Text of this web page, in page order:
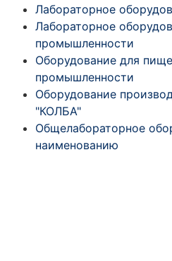
Лабораторное
Лабораторное
промышленности
Оборудование для
промышленности
Оборудование
"КОЛБА"
Общелабораторное
наименованию